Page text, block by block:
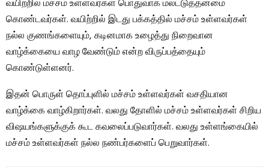
வயிற்றில் மச்சம் உள்ளவர்கள் பொதுவாக மலட்டுத்தன்மை
கொண்டவர்கள். வயிற்றில் இடது பக்கத்தில் மச்சம் உள்ளவர்கள்
நல்ல குணங்களையும், கடினமாக உழைத்து நிறைவான
வாழ்க்கையை வாழ வேண்டும் என்ற விருப்பத்தையும்
கொண்டுள்ளனர்.
இதன் பொருள் தொப்புளில் மச்சம் உள்ளவர்கள் வசதியான
வாழ்க்கை வாழ்கிறார்கள். வலது தோளில் மச்சம் உள்ளவர்கள் சிறிய
விஷயங்களுக்குக் கூட கவலைப்படுவார்கள். வலது உள்ளங்கையில்
மச்சம் உள்ளவர்கள் நல்ல நண்பர்களைப் பெறுவார்கள்.